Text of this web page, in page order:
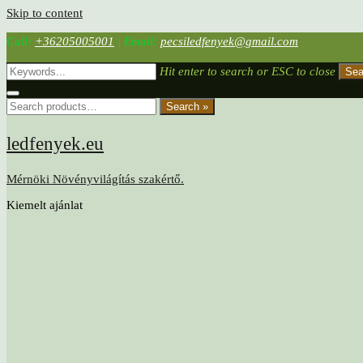
Skip to content
Call: +36205005001 | Email: pecsiledfenyek@gmail.com
Hit enter to search or ESC to close
Search »
ledfenyek.eu
Mérnöki Növényvilágítás szakértő.
Kiemelt ajánlat